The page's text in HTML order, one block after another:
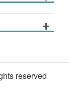
reserved